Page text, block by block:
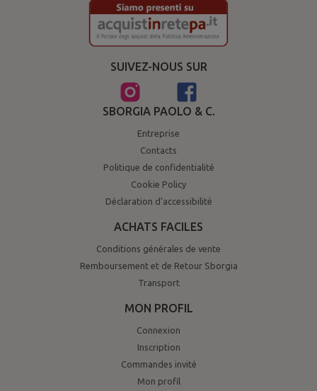
SUIVEZ-NOUS SUR
SBORGIA PAOLO & C.
Entreprise
Contacts
Politique de confidentialité
Cookie Policy
Déclaration d'accessibilité
ACHATS FACILES
Conditions générales de vente
Remboursement et de Retour Sborgia
Transport
MON PROFIL
Connexion
Inscription
Commandes invité
Mon profil